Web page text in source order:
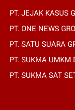
PT. JEJAK KASUS
PT. ONE NEWS
PT. SATU SUARA
PT. SUKMA UMKM
PT. SUKMA SAT